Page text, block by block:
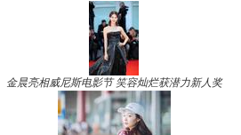
金晨亮相威尼斯电影节 笑容灿烂获潜力新人奖